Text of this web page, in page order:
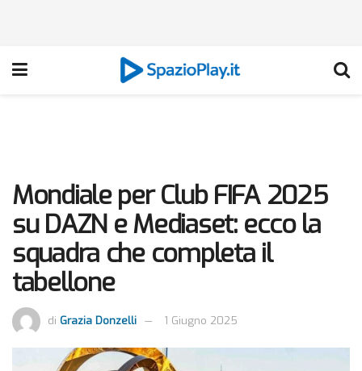
Mondiale per Club FIFA 2025
su DAZN e Mediaset: ecco la
squadra che completa il
tabellone
di Grazia Donzelli 1 Giugno 2025